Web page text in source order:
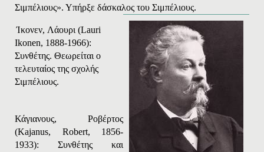
Σιμπέλιους». Υπήρξε δάσκαλος του Σιμπέλιους.
Ίκονεν, Λάουρι (Lauri
Ikonen, 1888-1966):
Συνθέτης. Θεωρείται ο
τελευταίος της σχολής
Σιμπέλιους.
Κάγιανους, Ροβέρτος
(Kajanus, Robert, 1856-
1933): Συνθέτης και